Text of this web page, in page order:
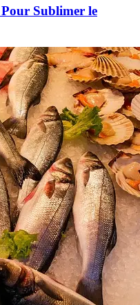
Sublimer le